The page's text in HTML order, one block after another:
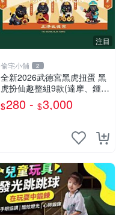
注目
偷宅小舖 2
￼全新2026武德宮黑虎扭蛋 黑
虎扮仙趣整組9款(達摩、鍾
馗、神農大帝、地藏王、三太
子、關公、觀音、太陽星君、
$280 - $3,000